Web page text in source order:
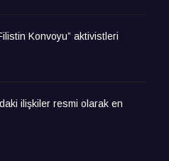
Konvoyu” aktivistleri
ilişkiler resmi olarak en